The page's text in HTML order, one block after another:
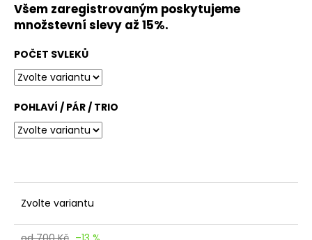
Všem zaregistrovaným poskytujeme
množstevní slevy až 15%.
POČET SVLEKŮ
POHLAVÍ / PÁR / TRIO
Zvolte variantu
e
m
MINI
DOMÁCÍ
38
Kč